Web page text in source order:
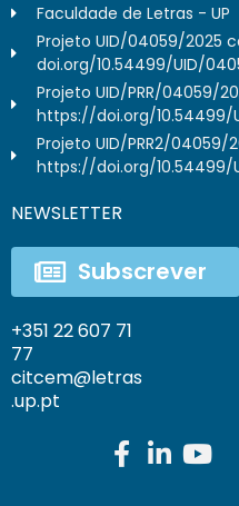
Faculdade de Letras - UP
Projeto UID/04059/2025
doi.org/10.54499/UID/
Projeto UID/PRR/04059/
https://doi.org/10.54499/
Projeto UID/PRR2/
https://doi.org/10.54499/
NEWSLETTER
Subscrever
+351 22 607 71
77
citcem@letras
.up.pt